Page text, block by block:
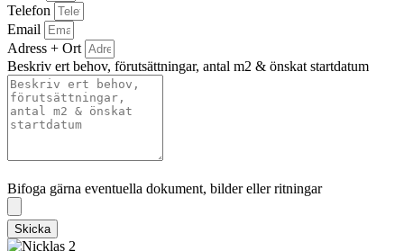
Telefon
Email
Adress + Ort
Beskriv ert behov, förutsättningar, antal m2 & önskat startdatum
Bifoga gärna eventuella dokument, bilder eller ritningar
Skicka